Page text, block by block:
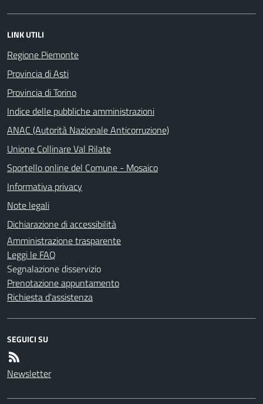
LINK UTILI
Regione Piemonte
Provincia di Asti
Provincia di Torino
Indice delle pubbliche amministrazioni
ANAC (Autorità Nazionale Anticorruzione)
Unione Collinare Val Rilate
Sportello online del Comune - Mosaico
Informativa privacy
Note legali
Dichiarazione di accessibilità
Amministrazione trasparente
Leggi le FAQ
Segnalazione disservizio
Prenotazione appuntamento
Richiesta d'assistenza
SEGUICI SU
Newsletter